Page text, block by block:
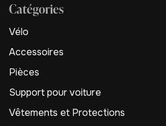
Catégories
Vélo
Accessoires
Pièces
Support pour voiture
Vêtements et Protections